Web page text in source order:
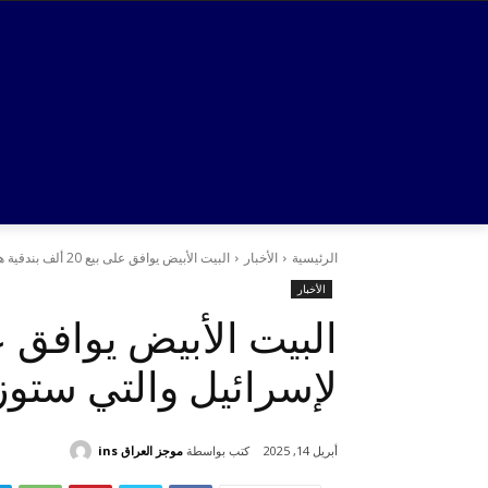
الرئيسية الأخبار البيت الأبيض يوافق على بيع 20 ألف بندقية هجومية من طراز "أم-4"...
الأخبار
لإسرائيل والتي
أبريل 14, 2025 كتب بواسطة موجز العراق ins